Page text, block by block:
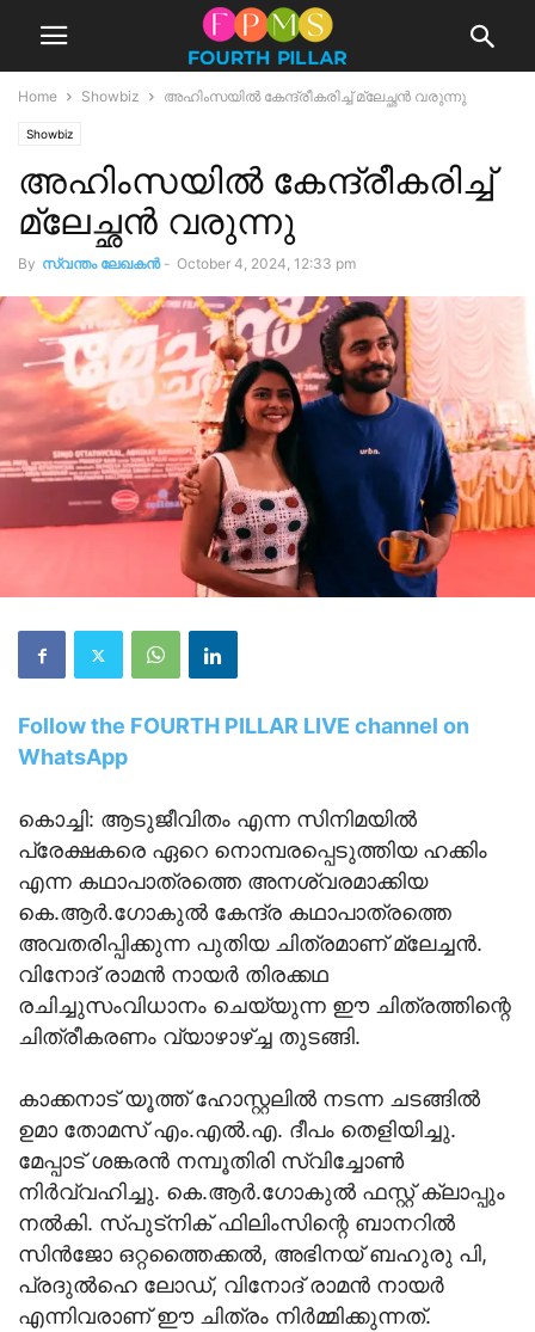
Home Showbiz അഹിംസയില്‍ കേന്ദ്രീകരിച്ച് മ്ലേച്ഛന്‍ വരുന്നു
Showbiz
അഹിംസയില്‍ കേന്ദ്രീകരിച്ച്
മ്ലേച്ഛന്‍ വരുന്നു
By സ്വന്തം ലേഖകന്‍ - October 4, 2024, 12:33 pm
Follow the FOURTH PILLAR LIVE channel on
WhatsApp
കൊച്ചി: ആടുജീവിതം എന്ന സിനിമയില്‍
പ്രേക്ഷകരെ ഏറെ നൊമ്പരപ്പെടുത്തിയ ഹക്കിം
എന്ന കഥാപാത്രത്തെ അനശ്വരമാക്കിയ
കെ.ആര്‍.ഗോകുല്‍ കേന്ദ്ര കഥാപാത്രത്തെ
അവതരിപ്പിക്കുന്ന പുതിയ ചിത്രമാണ് മ്ലേച്ചന്‍.
വിനോദ് രാമന്‍ നായര്‍ തിരക്കഥ
രചിച്ചുസംവിധാനം ചെയ്യുന്ന ഈ ചിത്രത്തിന്റെ
ചിത്രീകരണം വ്യാഴാഴ്ച്ച തുടങ്ങി.
കാക്കനാട് യൂത്ത് ഹോസ്റ്റലില്‍ നടന്ന ചടങ്ങില്‍
ഉമാ തോമസ് എം.എല്‍.എ. ദീപം തെളിയിച്ചു.
മേപ്പാട് ശങ്കരന്‍ നമ്പൂതിരി സ്വിച്ചോണ്‍
നിര്‍വ്വഹിച്ചു. കെ.ആര്‍.ഗോകുല്‍ ഫസ്റ്റ് ക്ലാപ്പും
നല്‍കി. സ്പുട്‌നിക് ഫിലിംസിന്റെ ബാനറില്‍
സിന്‍ജോ ഒറ്റത്തൈക്കല്‍, അഭിനയ് ബഹുരു പി,
പ്രദുല്‍ഹെ ലോഡ്, വിനോദ് രാമന്‍ നായര്‍
എന്നിവരാണ് ഈ ചിത്രം നിര്‍മ്മിക്കുന്നത്.